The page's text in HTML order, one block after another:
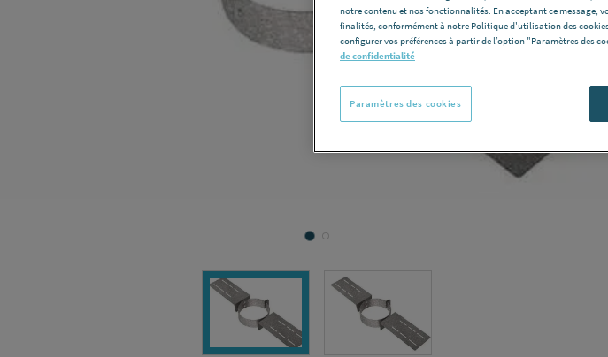
notre contenu et nos fonctionnalités. En acceptant ce message,
finalités, conformément à notre Politique d'utilisation des
configurer vos préférences à partir de l’option "Paramètres des
de confidentialité
Paramètres des cookies